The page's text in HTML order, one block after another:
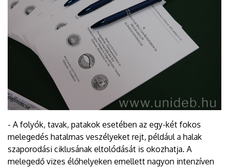
- A folyók, tavak, patakok esetében az egy-két fokos
melegedés hatalmas veszélyeket rejt, például a halak
szaporodási ciklusának eltolódását is okozhatja. A
melegedő vizes élőhelyeken emellett nagyon intenzíven